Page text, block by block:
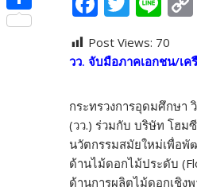
e
o
o
k
itte
Post Views: 70
วว. จับมือภาคเอกชน/เค
กระทรวงการอุดมศึกษา
(วว.) ร่วมกับ บริษัท โฮม
นวัตกรรมสมัยใหม่เพื่อพั
ด้านไม้ดอกไม้ประดับ
ด้านการผลิตไม้ดอกเชิง
o
t
t
n
o
S